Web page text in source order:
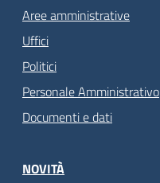
Aree amministrative
Uffici
Politici
Personale Amministrativo
Documenti e dati
NOVITÀ